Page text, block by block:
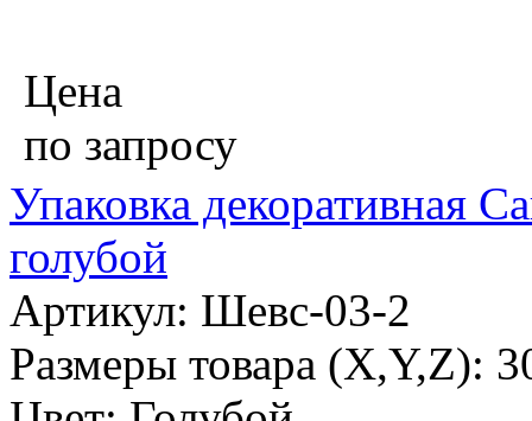
Цена
по запросу
Упаковка декоративная
голубой
Артикул: Шевс-03-2
Размеры товара (X,Y,Z):